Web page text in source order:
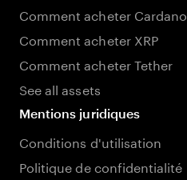
Comment acheter Cardano
Comment acheter XRP
Comment acheter Tether
See all assets
Mentions juridiques
Conditions d'utilisation
Politique de confidentialité